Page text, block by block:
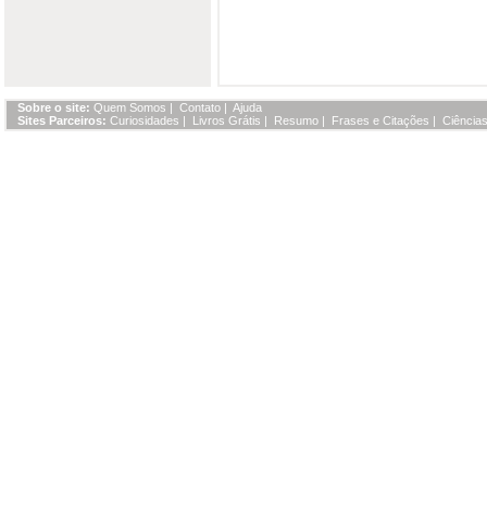
Sobre o site: Quem Somos | Contato | Ajuda
Sites Parceiros: Curiosidades | Livros Grátis | Resumo | Frases e Citações |